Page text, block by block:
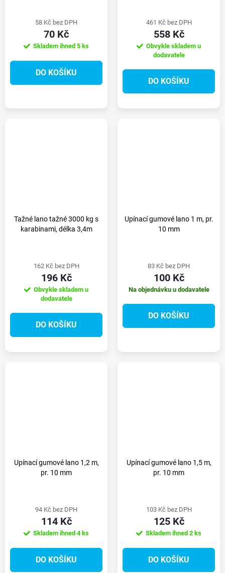
58 Kč bez DPH
70 Kč
Skladem ihned 5 ks
DO KOŠÍKU
461 Kč bez DPH
558 Kč
Obvykle skladem u
dodavatele
DO KOŠÍKU
Tažné lano tažné 3000 kg s
karabinami, délka 3,4m
162 Kč bez DPH
196 Kč
Obvykle skladem u
dodavatele
DO KOŠÍKU
Upínací gumové lano 1 m, pr.
10 mm
83 Kč bez DPH
100 Kč
Na objednávku u dodavatele
DO KOŠÍKU
Upínací gumové lano 1,2 m,
pr. 10 mm
94 Kč bez DPH
114 Kč
Skladem ihned 4 ks
DO KOŠÍKU
Upínací gumové lano 1,5 m,
pr. 10 mm
103 Kč bez DPH
125 Kč
Skladem ihned 2 ks
DO KOŠÍKU